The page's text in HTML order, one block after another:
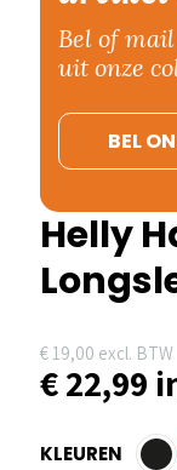
Bel of
uit onze
BEL
Helly
€19,00 excl. BTW
€22,99
KLEUREN